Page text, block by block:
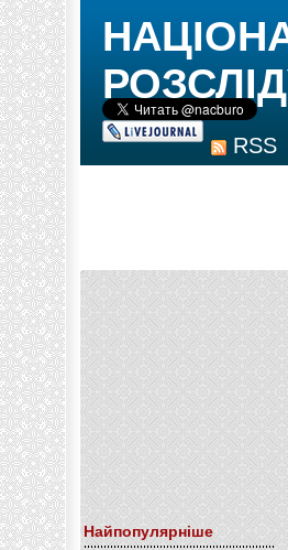
RSS
Найпопулярніше